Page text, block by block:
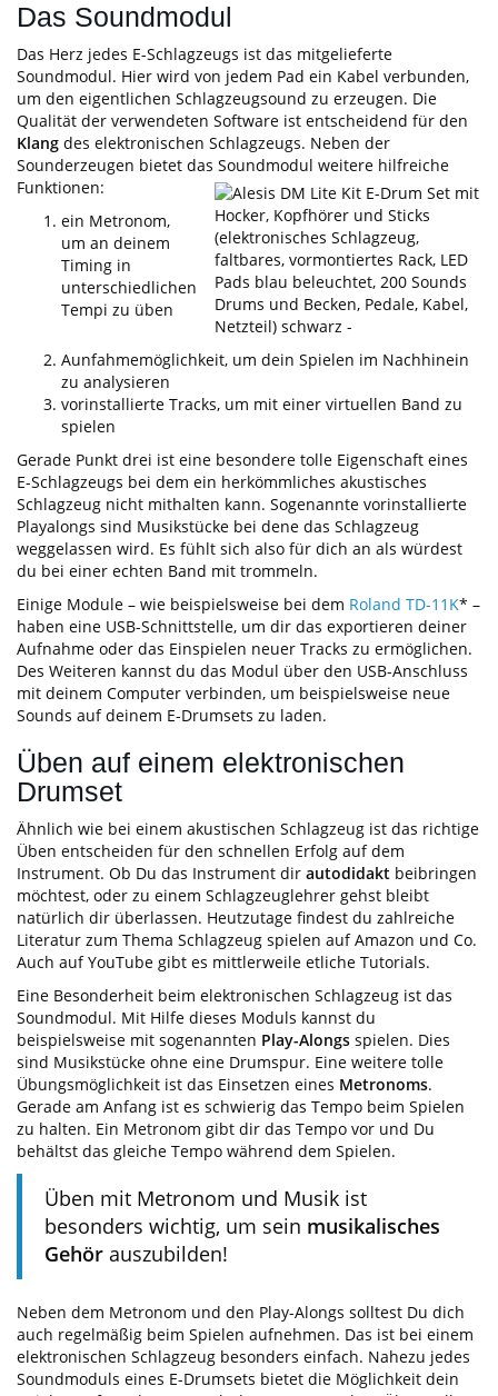
Das Soundmodul
Das Herz jedes E-Schlagzeugs ist das mitgelieferte
Soundmodul. Hier wird von jedem Pad ein Kabel verbunden,
um den eigentlichen Schlagzeugsound zu erzeugen. Die
Qualität der verwendeten Software ist entscheidend für den
Klang des elektronischen Schlagzeugs. Neben der
Sounderzeugen bietet das Soundmodul weitere hilfreiche
Funktionen:
ein Metronom,
um an deinem
Timing in
unterschiedlichen
Tempi zu üben
Aunfahmemöglichkeit, um dein Spielen im Nachhinein
zu analysieren
vorinstallierte Tracks, um mit einer virtuellen Band zu
spielen
Gerade Punkt drei ist eine besondere tolle Eigenschaft eines
E-Schlagzeugs bei dem ein herkömmliches akustisches
Schlagzeug nicht mithalten kann. Sogenannte vorinstallierte
Playalongs sind Musikstücke bei dene das Schlagzeug
weggelassen wird. Es fühlt sich also für dich an als würdest
du bei einer echten Band mit trommeln.
Einige Module – wie beispielsweise bei dem Roland TD-11K* –
haben eine USB-Schnittstelle, um dir das exportieren deiner
Aufnahme oder das Einspielen neuer Tracks zu ermöglichen.
Des Weiteren kannst du das Modul über den USB-Anschluss
mit deinem Computer verbinden, um beispielsweise neue
Sounds auf deinem E-Drumsets zu laden.
Üben auf einem elektronischen
Drumset
Ähnlich wie bei einem akustischen Schlagzeug ist das richtige
Üben entscheiden für den schnellen Erfolg auf dem
Instrument. Ob Du das Instrument dir autodidakt beibringen
möchtest, oder zu einem Schlagzeuglehrer gehst bleibt
natürlich dir überlassen. Heutzutage findest du zahlreiche
Literatur zum Thema Schlagzeug spielen auf Amazon und Co.
Auch auf YouTube gibt es mittlerweile etliche Tutorials.
Eine Besonderheit beim elektronischen Schlagzeug ist das
Soundmodul. Mit Hilfe dieses Moduls kannst du
beispielsweise mit sogenannten Play-Alongs spielen. Dies
sind Musikstücke ohne eine Drumspur. Eine weitere tolle
Übungsmöglichkeit ist das Einsetzen eines Metronoms.
Gerade am Anfang ist es schwierig das Tempo beim Spielen
zu halten. Ein Metronom gibt dir das Tempo vor und Du
behältst das gleiche Tempo während dem Spielen.
Üben mit Metronom und Musik ist
besonders wichtig, um sein musikalisches
Gehör auszubilden!
Neben dem Metronom und den Play-Alongs solltest Du dich
auch regelmäßig beim Spielen aufnehmen. Das ist bei einem
elektronischen Schlagzeug besonders einfach. Nahezu jedes
Soundmoduls eines E-Drumsets bietet die Möglichkeit dein